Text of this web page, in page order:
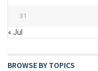
31
« Jul
BROWSE BY TOPICS